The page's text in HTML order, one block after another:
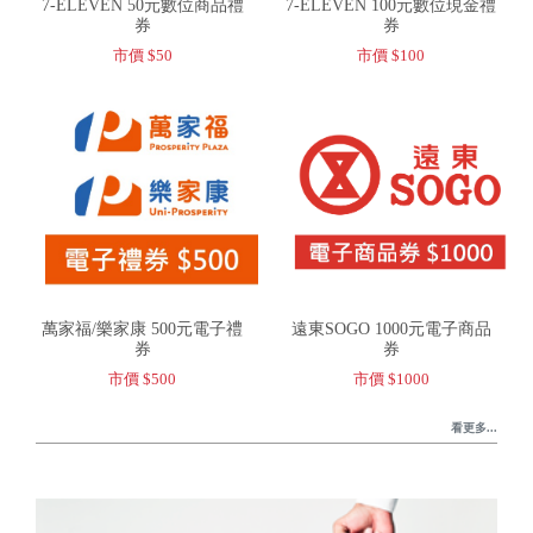
7-ELEVEN 50元數位商品禮
券
市價 $50
7-ELEVEN 100元數位現金禮
券
市價 $100
萬家福/樂家康 500元電子禮
券
市價 $500
遠東SOGO 1000元電子商品
券
市價 $1000
看更多...